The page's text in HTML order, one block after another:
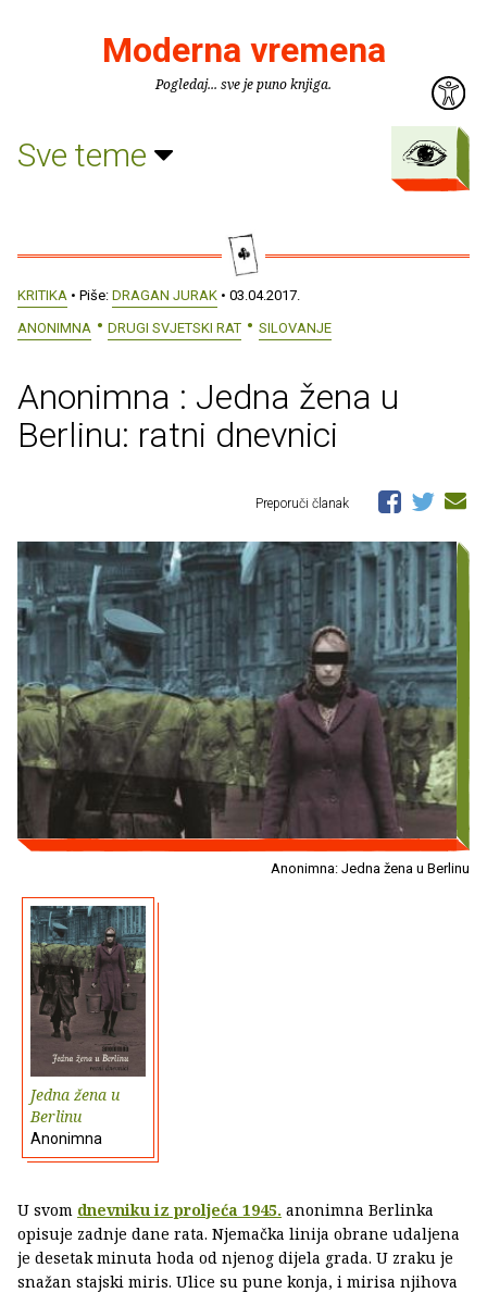
Moderna vremena
Pogledaj... sve je puno knjiga.
Sve teme
KRITIKA • Piše: DRAGAN JURAK • 03.04.2017.
ANONIMNA
DRUGI SVJETSKI RAT SILOVANJE
Anonimna : Jedna žena u
Berlinu: ratni dnevnici
Preporuči članak
Anonimna: Jedna žena u Berlinu
Jedna žena u
Berlinu
Anonimna
U svom dnevniku iz proljeća 1945. anonimna Berlinka
opisuje zadnje dane rata. Njemačka linija obrane udaljena
je desetak minuta hoda od njenog dijela grada. U zraku je
snažan stajski miris. Ulice su pune konja, i mirisa njihova